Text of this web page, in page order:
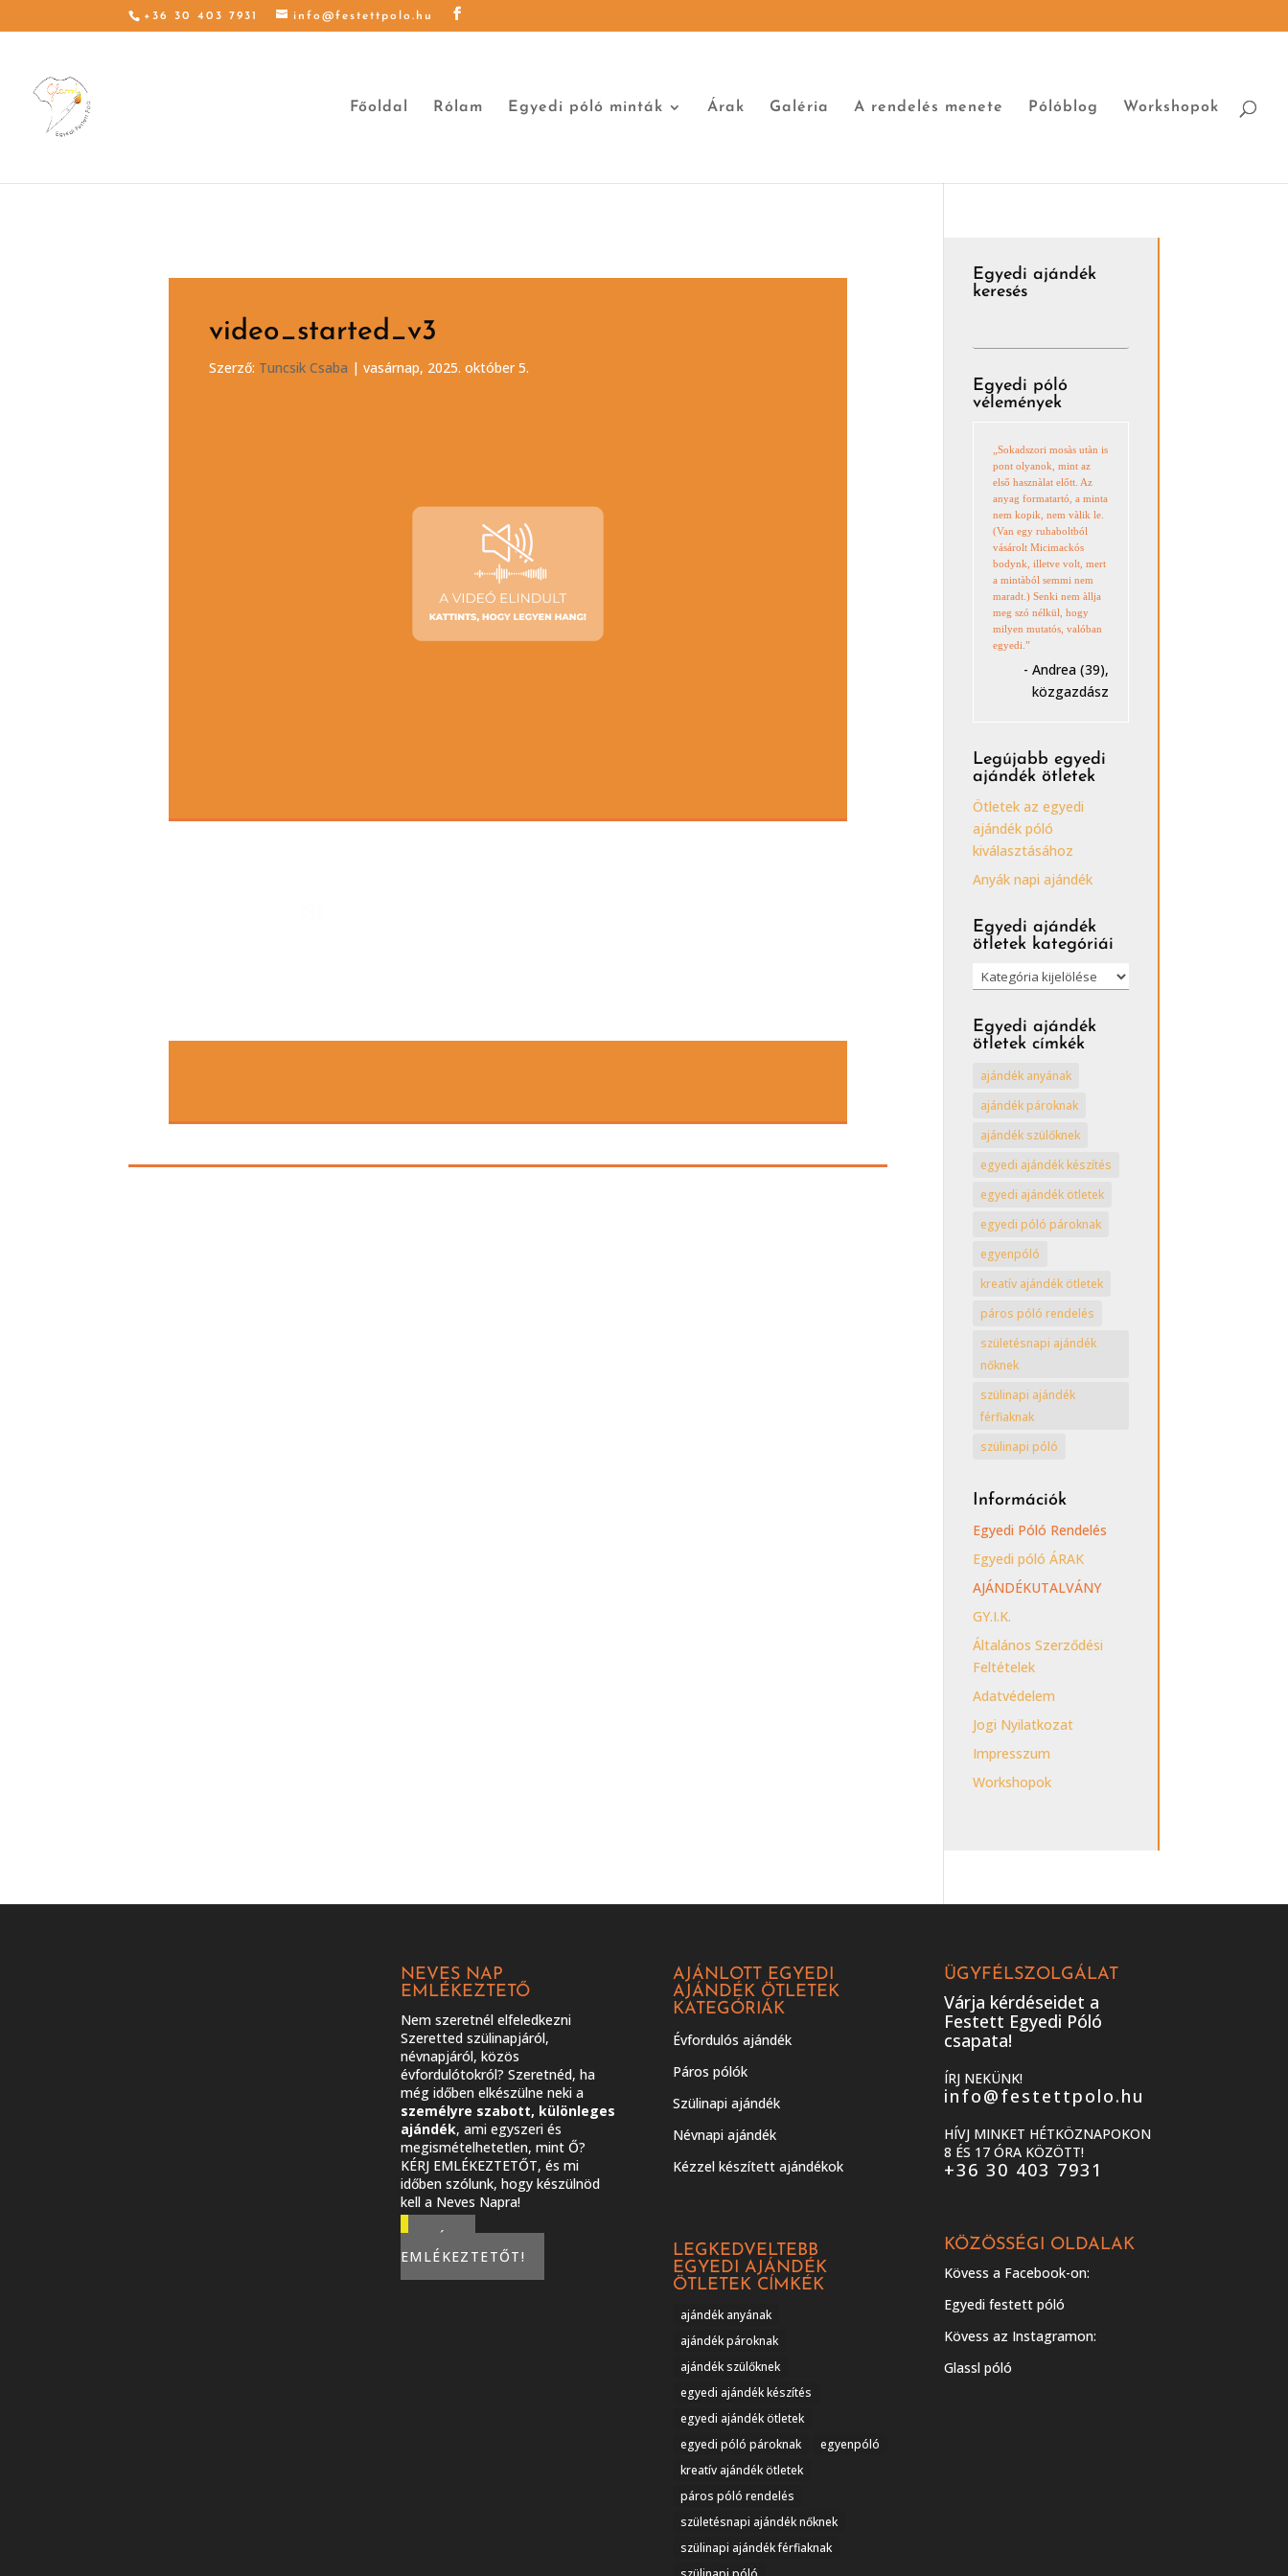
+36 30 403 7931 info@festettpolo.hu
Főoldal Rólam Egyedi póló minták Árak Galéria A rendelés menete Pólóblog Workshopok
video_started_v3
Szerző: Tuncsik Csaba |vasárnap, 2025. október 5.
Egyedi ajándék
keresés
Egyedi póló
vélemények
„Sokadszori mosàs utàn is
pont olyanok, mint az
első hasznàlat előtt. Az
anyag formatartó, a minta
nem kopik, nem vàlik le.
(Van egy ruhaboltból
vásárolt Micimackós
bodynk, illetve volt, mert
a mintàból semmi nem
maradt.) Senki nem àllja
meg szó nélkül, hogy
milyen mutatós, valóban
egyedi.”
- Andrea (39),
közgazdász
Legújabb egyedi
ajándék ötletek
Ötletek az egyedi
ajándék póló
kiválasztásához
Anyák napi ajándék
Egyedi ajándék
ötletek kategóriái
Egyedi
ajándék
ötletek
kategóriái
Egyedi ajándék
ötletek címkék
ajándék anyának
ajándék pároknak
ajándék szülőknek
egyedi ajándék készítés
egyedi ajándék ötletek
egyedi póló pároknak
egyenpóló
kreatív ajándék ötletek
páros póló rendelés
születésnapi ajándék
nőknek
szülinapi ajándék
férfiaknak
szülinapi póló
Információk
Egyedi Póló Rendelés
Egyedi póló ÁRAK
AJÁNDÉKUTALVÁNY
GY.I.K.
Általános Szerződési
Feltételek
Adatvédelem
Jogi Nyilatkozat
Impresszum
Workshopok
NEVES NAP
EMLÉKEZTETŐ
Nem szeretnél elfeledkezni
Szeretted szülinapjáról,
névnapjáról, közös
évfordulótokról? Szeretnéd, ha
még időben elkészülne neki a
személyre szabott, különleges
ajándék, ami egyszeri és
megismételhetetlen, mint Ő?
KÉRJ EMLÉKEZTETŐT, és mi
időben szólunk, hogy készülnöd
kell a Neves Napra!
KÉREK
EMLÉKEZTETŐT!
AJÁNLOTT EGYEDI
AJÁNDÉK ÖTLETEK
KATEGÓRIÁK
Évfordulós ajándék
Páros pólók
Szülinapi ajándék
Névnapi ajándék
Kézzel készített ajándékok
LEGKEDVELTEBB
EGYEDI AJÁNDÉK
ÖTLETEK CÍMKÉK
ajándék anyának
ajándék pároknak
ajándék szülőknek
egyedi ajándék készítés
egyedi ajándék ötletek
egyedi póló pároknak
egyenpóló
kreatív ajándék ötletek
páros póló rendelés
születésnapi ajándék nőknek
szülinapi ajándék férfiaknak
ÜGYFÉLSZOLGÁLAT
Várja kérdéseidet a
Festett Egyedi Póló
csapata!
ÍRJ NEKÜNK!
info@festettpolo.hu
HÍVJ MINKET HÉTKÖZNAPOKON
8 ÉS 17 ÓRA KÖZÖTT!
+36 30 403 7931
KÖZÖSSÉGI OLDALAK
Kövess a Facebook-on:
Egyedi festett póló
Kövess az Instagramon:
Glassl póló